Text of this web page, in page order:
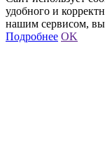
удобного и
нашим сервисом, вы
Подробнее OK